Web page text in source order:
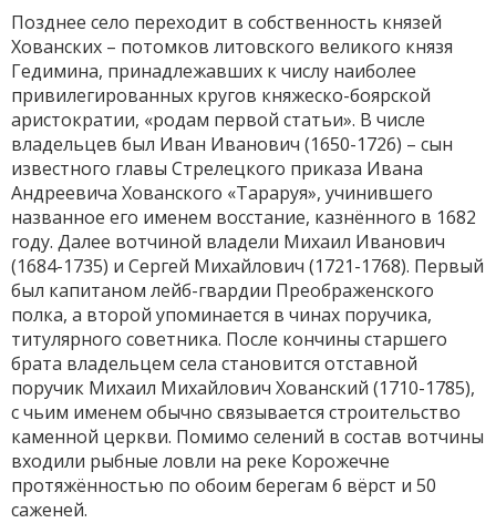
Позднее село переходит в собственность князей
Хованских – потомков литовского великого князя
Гедимина, принадлежавших к числу наиболее
привилегированных кругов княжеско-боярской
аристократии, «родам первой статьи». В числе
владельцев был Иван Иванович (1650-1726) – сын
известного главы Стрелецкого приказа Ивана
Андреевича Хованского «Тараруя», учинившего
названное его именем восстание, казнённого в 1682
году. Далее вотчиной владели Михаил Иванович
(1684-1735) и Сергей Михайлович (1721-1768). Первый
был капитаном лейб-гвардии Преображенского
полка, а второй упоминается в чинах поручика,
титулярного советника. После кончины старшего
брата владельцем села становится отставной
поручик Михаил Михайлович Хованский (1710-1785),
с чьим именем обычно связывается строительство
каменной церкви. Помимо селений в состав вотчины
входили рыбные ловли на реке Корожечне
протяжённостью по обоим берегам 6 вёрст и 50
саженей.